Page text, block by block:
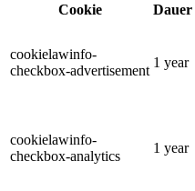
Cookie
Dauer
cookielawinfo-
checkbox-advertisement
1 year
cookielawinfo-
checkbox-analytics
1 year